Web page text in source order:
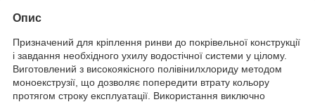
Опис
Призначений для кріплення ринви до покрівельної конструкції
і завдання необхідного ухилу водостічної системи у цілому.
Виготовлений з високоякісного полівінилхлориду методом
моноекструзії, що дозволяє попередити втрату кольору
протягом строку експлуатації. Використання виключно